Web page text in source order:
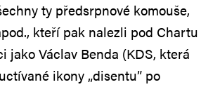
ty předsrpnové komouše,
kteří pak nalezli pod Chartu
jako Václav Benda (KDS, která
ikony „disentu” po